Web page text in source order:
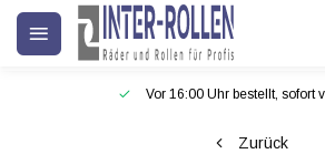
Vor 16:00 Uhr bestellt, sofort
Zurück